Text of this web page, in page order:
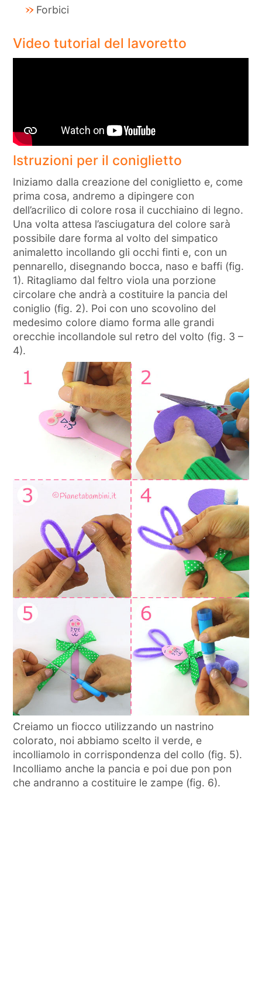
Forbici
Video tutorial del lavoretto
Istruzioni per il coniglietto
Iniziamo dalla creazione del coniglietto e, come
prima cosa, andremo a dipingere con
dell’acrilico di colore rosa il cucchiaino di legno.
Una volta attesa l’asciugatura del colore sarà
possibile dare forma al volto del simpatico
animaletto incollando gli occhi finti e, con un
pennarello, disegnando bocca, naso e baffi (fig.
1). Ritagliamo dal feltro viola una porzione
circolare che andrà a costituire la pancia del
coniglio (fig. 2). Poi con uno scovolino del
medesimo colore diamo forma alle grandi
orecchie incollandole sul retro del volto (fig. 3 –
4).
Creiamo un fiocco utilizzando un nastrino
colorato, noi abbiamo scelto il verde, e
incolliamolo in corrispondenza del collo (fig. 5).
Incolliamo anche la pancia e poi due pon pon
che andranno a costituire le zampe (fig. 6).